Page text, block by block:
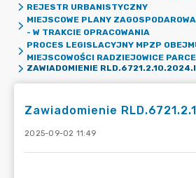
REJESTR URBANISTYCZNY
MIEJSCOWE PLANY
- W TRAKCIE OPRACOWANIA
PROCES LEGISLACYJNY MPZP
MIEJSCOWOŚCI RADZIEJOWICE
ZAWIADOMIENIE
Zawiadomienie
2025-09-02 11:49